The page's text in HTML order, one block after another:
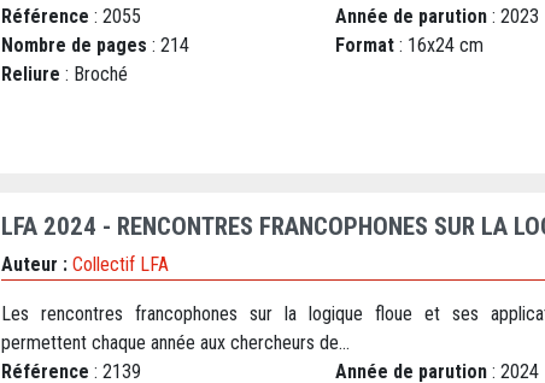
Référence : 2055 Année de parution : 2023
Nombre de pages : 214 Format : 16x24 cm
Reliure : Broché
LFA 2024 - RENCONTRES FRANCOPHONES SUR LA
Auteur : Collectif LFA
Les rencontres francophones sur la logique floue et ses
permettent chaque année aux chercheurs de...
Référence : 2139 Année de parution : 2024